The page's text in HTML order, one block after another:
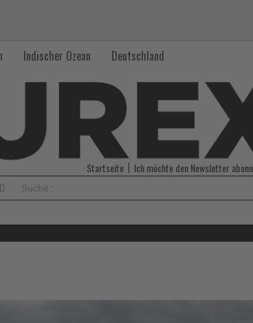
Indischer Ozean Deutschland
Startseite Ich möchte den Newsletter